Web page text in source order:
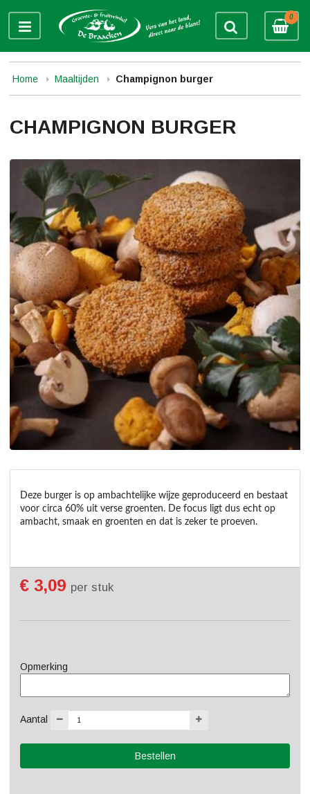
0
Home Maaltijden Champignon burger
CHAMPIGNON BURGER
Deze burger is op ambachtelijke wijze geproduceerd en bestaat
voor circa 60% uit verse groenten. De focus ligt dus echt op
ambacht, smaak en groenten en dat is zeker te proeven.
€ 3,09 per stuk
Opmerking
Aantal